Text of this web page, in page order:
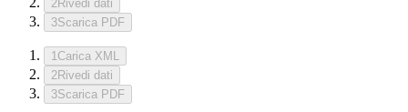
2Rivedi dati
3Scarica PDF
1 Carica XML
2Rivedi dati
3Scarica PDF